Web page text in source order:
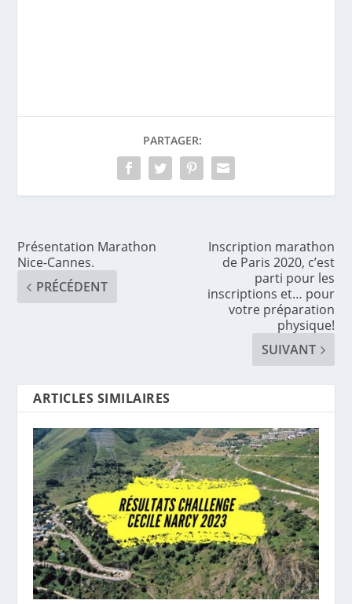
PARTAGER:
Présentation Marathon
Nice-Cannes.
PRÉCÉDENT
Inscription marathon
de Paris 2020, c’est
parti pour les
inscriptions et… pour
votre préparation
physique!
SUIVANT
ARTICLES SIMILAIRES